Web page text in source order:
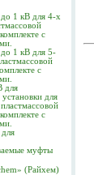
1 кВ для 4-х
с
1 кВ для 5-
с
для
для
с
муфты
(Райхем)